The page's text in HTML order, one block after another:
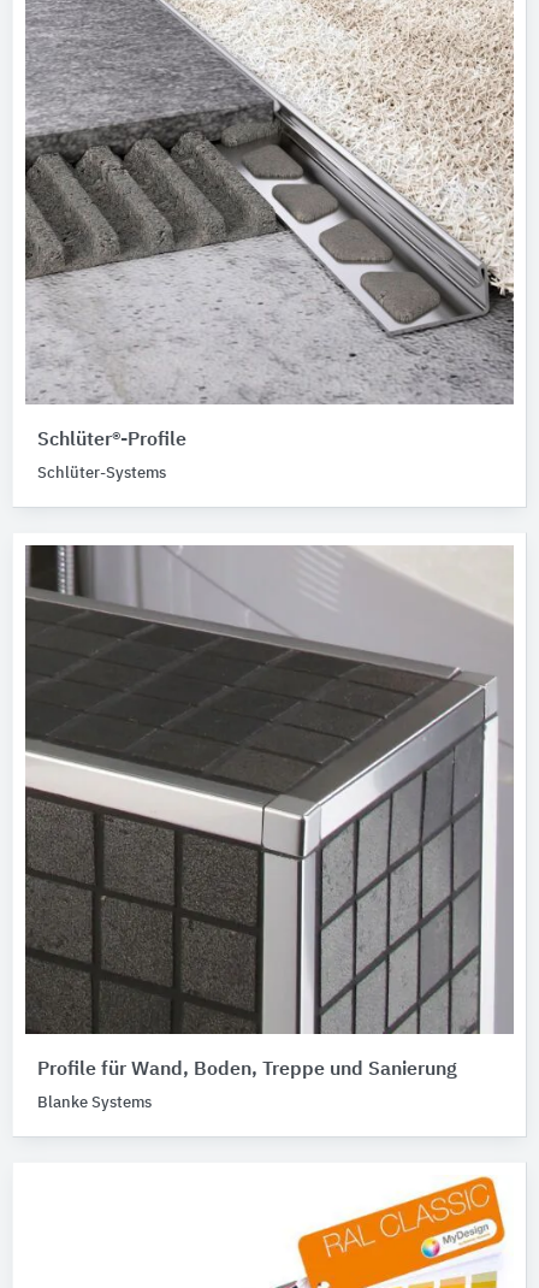
Schlüter®-Profile
Schlüter-Systems
Profile für Wand, Boden, Treppe und Sanierung
Blanke Systems